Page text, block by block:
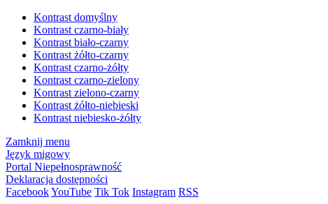
Kontrast domyślny
Kontrast czarno-biały
Kontrast biało-czarny
Kontrast żółto-czarny
Kontrast czarno-żółty
Kontrast czarno-zielony
Kontrast zielono-czarny
Kontrast żółto-niebieski
Kontrast niebiesko-żółty
Zamknij menu
Język migowy
Portal Niepełnosprawność
Deklaracja dostępności
FacebookYouTube Tik Tok Instagram RSS